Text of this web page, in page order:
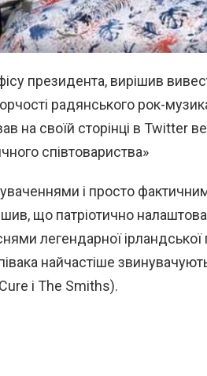
президента, вирішив
радянського рок-
на своїй сторінці в Twitter
співтовариства»
і просто
що патріотично
легендарної ірландської
найчастіше
і The Smiths).